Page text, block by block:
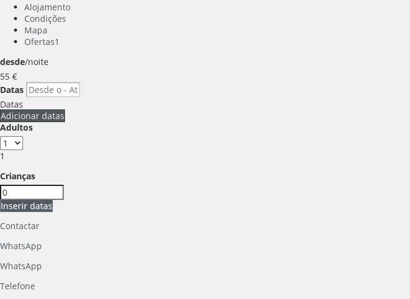
Alojamento
Condições
Mapa
Ofertas1
desde/noite
55 €
Datas
Datas
Adicionar datas
Adultos
1
Crianças
Inserir datas
Contactar
WhatsApp
WhatsApp
Telefone